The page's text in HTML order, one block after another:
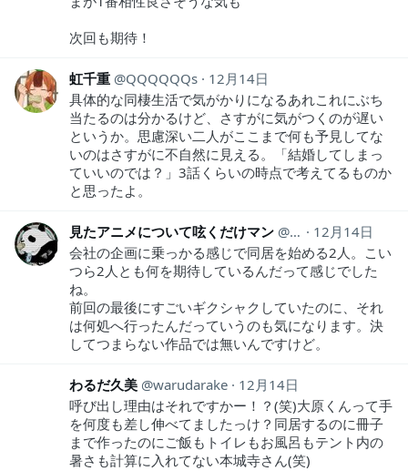
次回も期待！
虹千重 QQQQQQs
12月14日
具体的な同棲生活で気がかりになるあれこれにぶち
当たるのは分かるけど、さすがに気がつくのが遅い
というか。思慮深い二人がここまで何も予見してな
いのはさすがに不自然に見える。「結婚してしまっ
ていいのでは？」3話くらいの時点で考えてるものか
と思ったよ。
見たアニメについて呟くだけマン animeozy
12月14日
会社の企画に乗っかる感じで同居を始める2人。こい
つら2人とも何を期待しているんだって感じでした
ね。
前回の最後にすごいギクシャクしていたのに、それ
は何処へ行ったんだっていうのも気になります。決
してつまらない作品では無いんですけど。
わるだ久美 warudarake
12月14日
呼び出し理由はそれですかー！？(笑)大原くんって手
を何度も差し伸べてましたっけ？同居するのに冊子
まで作ったのにご飯もトイレもお風呂もテント内の
暑さも計算に入れてない本城寺さん(笑)